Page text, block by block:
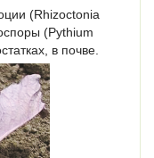
(Rhizoctonia
(Pythium
в почве.